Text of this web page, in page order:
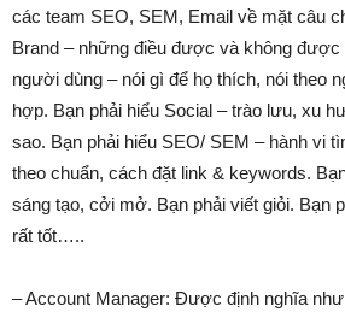
các team SEO, SEM, Email về mặt câu
Brand – những điều được và không được
người dùng – nói gì để họ thích, nói theo
hợp. Bạn phải hiểu Social – trào lưu, xu
sao. Bạn phải hiểu SEO/ SEM – hành vi
theo chuẩn, cách đặt link & keywords.
sáng tạo, cởi mở. Bạn phải viết giỏi. Bạn
rất tốt…..
– Account Manager: Được định nghĩa